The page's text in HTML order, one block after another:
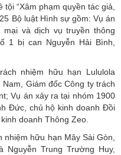
“Xâm phạm quyền tác giả,
Bộ luật Hình sự gồm: Vụ án
và dịch vụ truyền thông
1 bị can Nguyễn Hải Bình,
nhiệm hữu hạn Lululola
Giám đốc Công ty trách
Vụ án xảy ra tại nhóm 1900
Đức, chủ hộ kinh doanh Đồi
doanh Thông Zeo.
hữu hạn Mây Sài Gòn,
Trung Trường Huy,